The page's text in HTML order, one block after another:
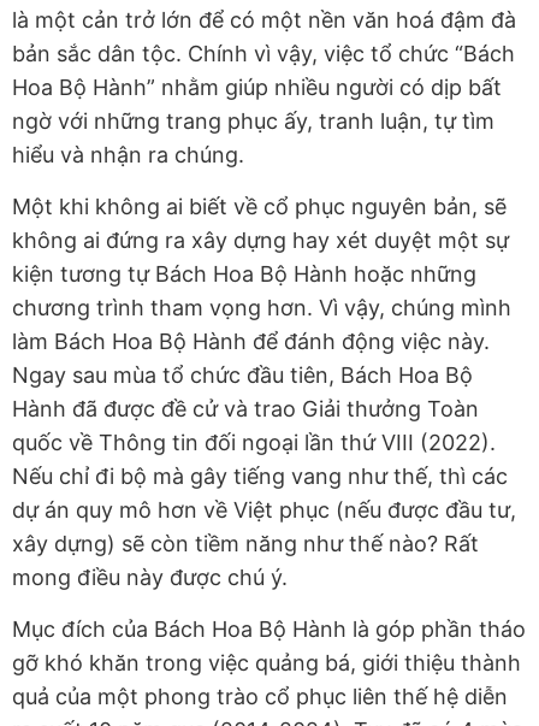
là một cản trở lớn để có một nền văn hoá đậm đà
bản sắc dân tộc. Chính vì vậy, việc tổ chức “Bách
Hoa Bộ Hành” nhằm giúp nhiều người có dịp bất
ngờ với những trang phục ấy, tranh luận, tự tìm
hiểu và nhận ra chúng.
Một khi không ai biết về cổ phục nguyên bản, sẽ
không ai đứng ra xây dựng hay xét duyệt một sự
kiện tương tự Bách Hoa Bộ Hành hoặc những
chương trình tham vọng hơn. Vì vậy, chúng mình
làm Bách Hoa Bộ Hành để đánh động việc này.
Ngay sau mùa tổ chức đầu tiên, Bách Hoa Bộ
Hành đã được đề cử và trao Giải thưởng Toàn
quốc về Thông tin đối ngoại lần thứ VIII (2022).
Nếu chỉ đi bộ mà gây tiếng vang như thế, thì các
dự án quy mô hơn về Việt phục (nếu được đầu tư,
xây dựng) sẽ còn tiềm năng như thế nào? Rất
mong điều này được chú ý.
Mục đích của Bách Hoa Bộ Hành là góp phần tháo
gỡ khó khăn trong việc quảng bá, giới thiệu thành
quả của một phong trào cổ phục liên thế hệ diễn